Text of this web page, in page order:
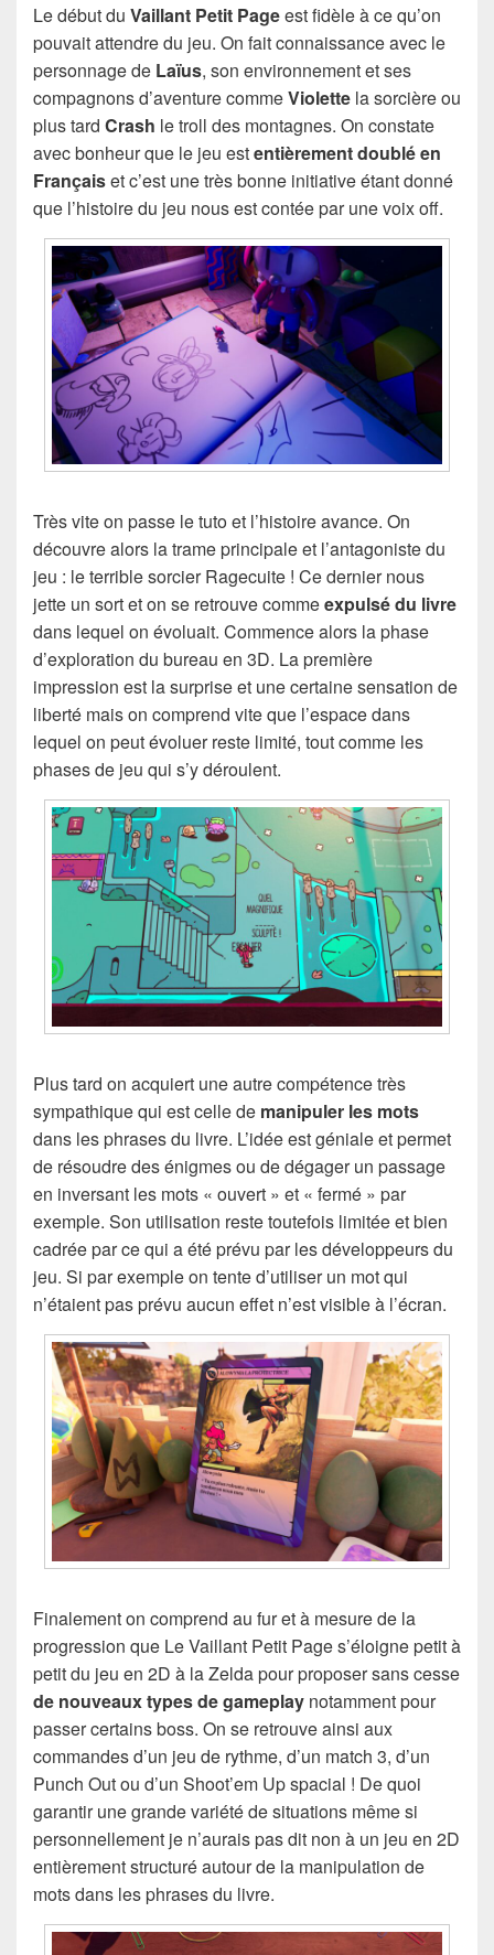
Le début du Vaillant Petit Pageest fidèle à ce qu’on
pouvait attendre du jeu. On fait connaissance avec le
personnage de Laïus, son environnement et ses
compagnons d’aventure commeViolette la sorcière ou
plus tard Crash le troll des montagnes. On constate
avec bonheur que le jeu estentièrement doublé en
Françaiset c’est une très bonne initiative étant donné
que l’histoire du jeu nous est contée par une voix off.
Très vite on passe le tuto et l’histoire avance. On
découvre alors la trame principale et l’antagoniste du
jeu : le terrible sorcier Ragecuite ! Ce dernier nous
jette un sort et on se retrouve commeexpulsé du livre
dans lequel on évoluait. Commence alors la phase
d’exploration du bureau en 3D. La première
impression est la surprise et une certaine sensation de
liberté mais on comprend vite que l’espace dans
lequel on peut évoluer reste limité, tout comme les
phases de jeu qui s’y déroulent.
Plus tard on acquiert une autre compétence très
sympathique qui est celle de manipuler les mots
dans les phrases du livre. L’idée est géniale et permet
de résoudre des énigmes ou de dégager un passage
en inversant les mots « ouvert » et « fermé » par
exemple. Son utilisation reste toutefois limitée et bien
cadrée par ce qui a été prévu par les développeurs du
jeu. Si par exemple on tente d’utiliser un mot qui
n’étaient pas prévu aucun effet n’est visible à l’écran.
Finalement on comprend au fur et à mesure de la
progression que Le Vaillant Petit Page s’éloigne petit à
petit du jeu en 2D à la Zelda pour proposer sans cesse
de nouveaux types de gameplay notamment pour
passer certains boss. On se retrouve ainsi aux
commandes d’un jeu de rythme, d’un match 3, d’un
Punch Out ou d’un Shoot’em Up spacial ! De quoi
garantir une grande variété de situations même si
personnellement je n’aurais pas dit non à un jeu en 2D
entièrement structuré autour de la manipulation de
mots dans les phrases du livre.